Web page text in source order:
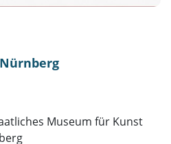
Museum für Kunst